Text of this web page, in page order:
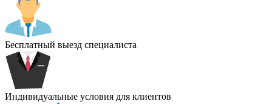
Бесплатный выезд специалиста
Индивидуальные условия для клиентов